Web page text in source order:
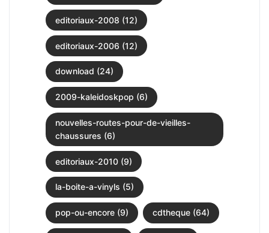
editoriaux-2008 (12)
editoriaux-2006 (12)
download (24)
2009-kaleidoskpop (6)
nouvelles-routes-pour-de-vieilles-
chaussures (6)
editoriaux-2010 (9)
la-boite-a-vinyls (5)
pop-ou-encore (9) cdtheque (64)